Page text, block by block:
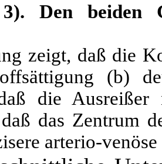
3). Den beiden
zeigt, daß die
(b)
die
das Zentrum
arterio-